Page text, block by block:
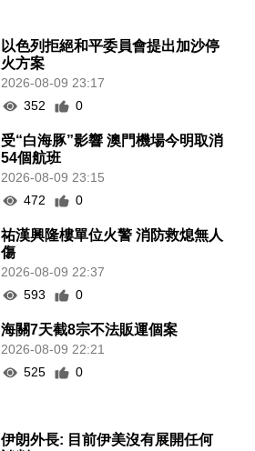
以色列拒絕和平委員會提出加沙停
火方案
2026-08-09 23:17
352
0
受“白海豚”影響 澳門機場今明取消
54個航班
2026-08-09 23:15
472
0
祐漢興隆樓單位火警 消防救熄無人
傷
2026-08-09 22:37
593
0
海關7天截8宗不法販運個案
2026-08-09 22:21
525
0
伊朗外長: 目前伊美沒有展開任何